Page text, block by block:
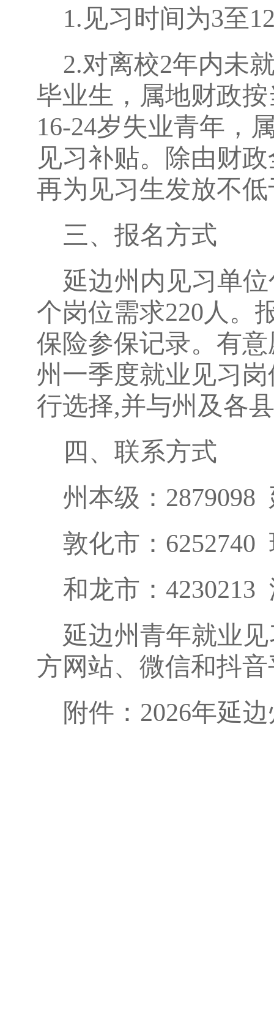
1. 见习时间为3至
2.对离校2年内未
毕业生，属地财政
16-24岁失业青年，
见习补贴。除由财
再为见习生发放不
三、 报名方式
延边州内见习单
个岗位需求220人。
保险参保记录。有
州 一季度就业见习
行选择,并与州及各
四、联系方式
州本级： 2879098
敦化市： 6252740
和龙市： 4230213
延边州青年就业
方网站、微信和抖
附件： 2026年延